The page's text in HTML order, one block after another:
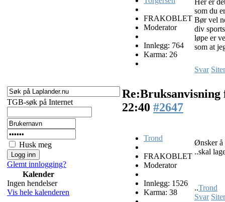
TGB-søk på Internet
Husk meg
Glemt innlogging?
Kalender
Ingen hendelser
Vis hele kalenderen
FRAKOBLET
Moderator
Innlegg: 764
Karma: 26
som du
Bør vel
div
løpe er
som at
Svar Siter
22:40 #2647
Trond
FRAKOBLET
Moderator
Innlegg: 1526
Karma: 38
Ønsker å
..skal
..Trond
Svar Siter